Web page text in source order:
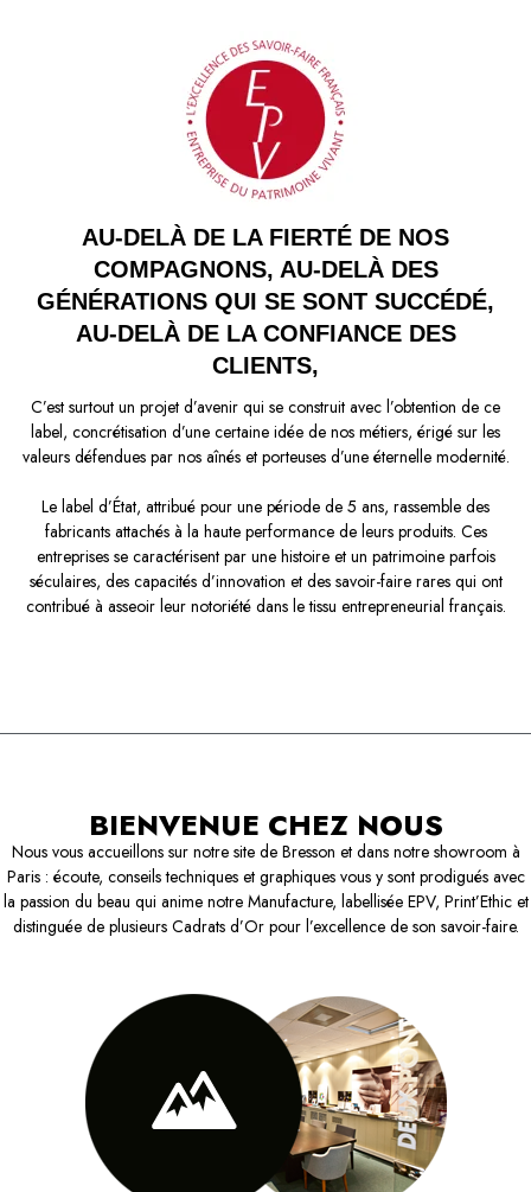
AU-DELÀ DE LA FIERTÉ DE NOS
COMPAGNONS, AU-DELÀ DES
GÉNÉRATIONS QUI SE SONT SUCCÉDÉ,
AU-DELÀ DE LA CONFIANCE DES
CLIENTS,
C’est surtout un projet d’avenir qui se construit avec l’obtention de ce
label, concrétisation d’une certaine idée de nos métiers, érigé sur les
valeurs défendues par nos aînés et porteuses d’une éternelle modernité.
Le label d’État, attribué pour une période de 5 ans, rassemble des
fabricants attachés à la haute performance de leurs produits. Ces
entreprises se caractérisent par une histoire et un patrimoine parfois
séculaires, des capacités d’innovation et des savoir-faire rares qui ont
contribué à asseoir leur notoriété dans le tissu entrepreneurial français.
BIENVENUE CHEZ NOUS
Nous vous accueillons sur notre site de Bresson et dans notre showroom à
Paris : écoute, conseils techniques et graphiques vous y sont prodigués avec
la passion du beau qui anime notre Manufacture, labellisée EPV, Print’Ethic et
distinguée de plusieurs Cadrats d’Or pour l’excellence de son savoir-faire.